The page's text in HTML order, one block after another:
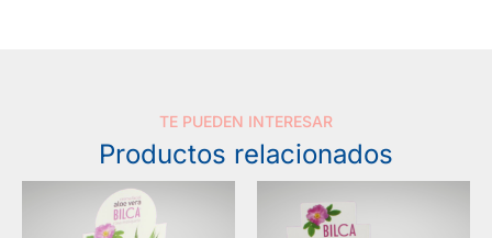
TE PUEDEN INTERESAR
Productos relacionados